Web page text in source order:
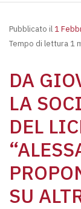
Pubblicato il 1
Tempo di lettura 1
DA
LA
DEL
SU